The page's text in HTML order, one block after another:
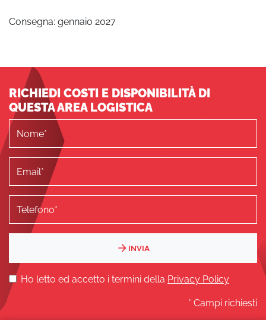
Consegna: gennaio 2027
RICHIEDI COSTI E DISPONIBILITÀ DI
QUESTA AREA LOGISTICA
INVIA
Ho letto ed accetto i termini della Privacy Policy
* Campi richiesti